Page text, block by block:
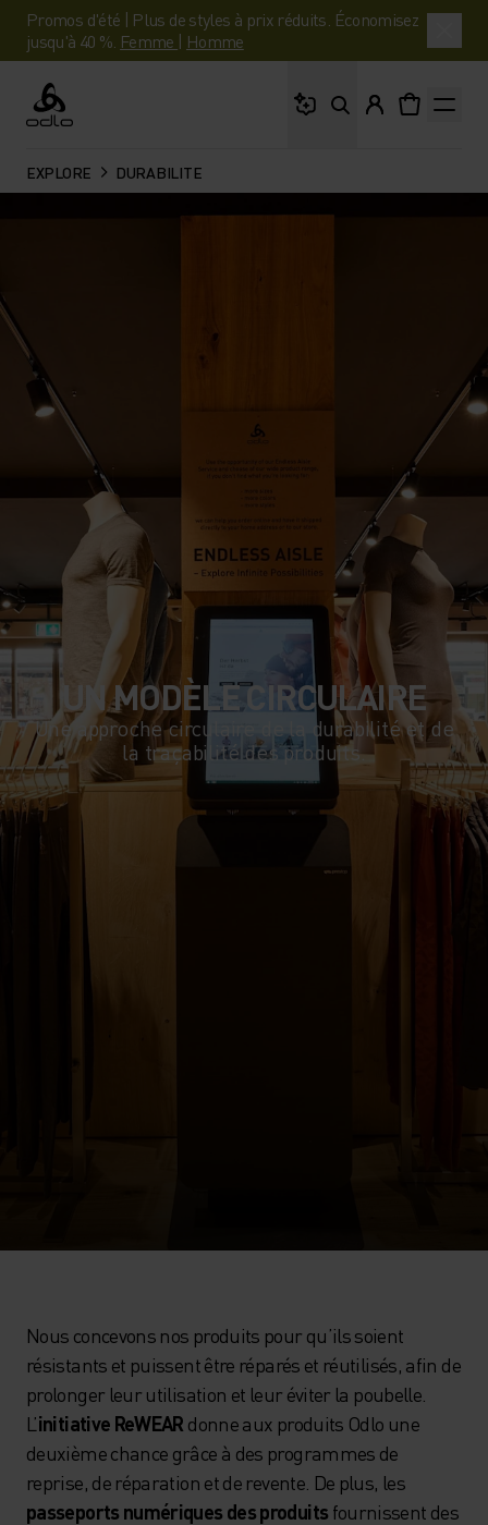
Promos d'été | Plus de styles à prix réduits. Économisez
jusqu'à 40 %. Femme | Homme
Odlo
EXPLORE DURABILITE
UN MODÈLE CIRCULAIRE
Une approche circulaire de la durabilité et de
la traçabilité des produits.
Nous concevons nos produits pour qu’ils soient
résistants et puissent être réparés et réutilisés, afin de
prolonger leur utilisation et leur éviter la poubelle.
L’initiative ReWEAR donne aux produits Odlo une
deuxième chance grâce à des programmes de
reprise, de réparation et de revente. De plus, les
passeports numériques des produits fournissent des